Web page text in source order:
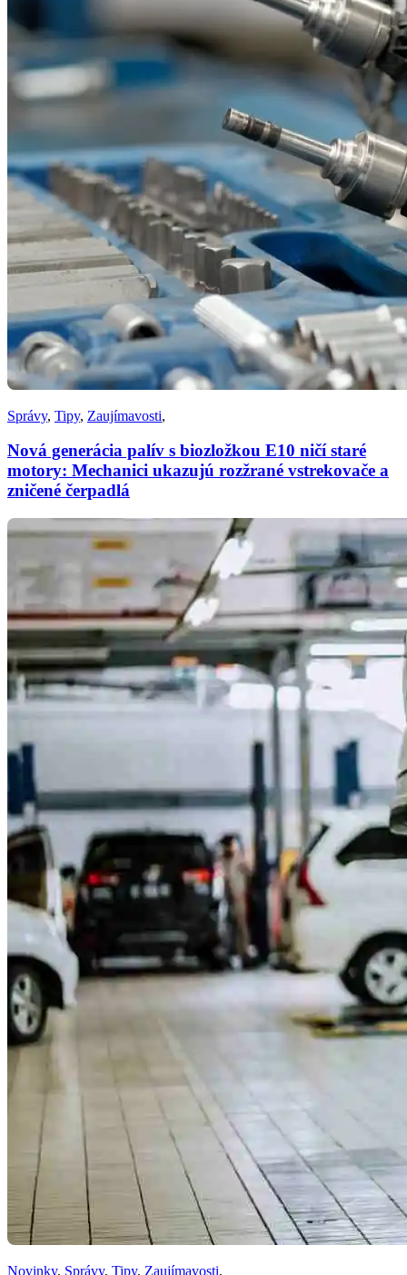
Správy, Tipy, Zaujímavosti,
Nová generácia palív s biozložkou E10 ničí staré
motory: Mechanici ukazujú rozžrané vstrekovače a
zničené čerpadlá
Novinky, Správy, Tipy, Zaujímavosti,